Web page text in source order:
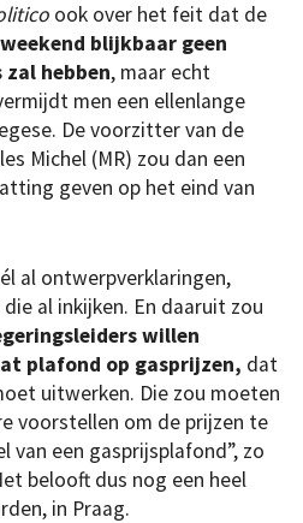
ook over het feit dat de
blijkbaar geen
hebben, maar echt
men een ellenlange
De voorzitter van de
Michel (MR) zou dan een
geven op het eind van
al ontwerpverklaringen,
al inkijken. En daaruit zou
willen
plafond op gasprijzen, dat
uitwerken. Die zou moeten
voorstellen om de prijzen te
van een gasprijsplafond”, zo
belooft dus nog een heel
in Praag.